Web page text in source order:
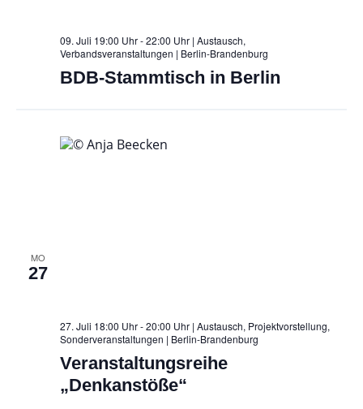
09. Juli 19:00 Uhr - 22:00 Uhr | Austausch,
Verbandsveranstaltungen | Berlin-Brandenburg
BDB-Stammtisch in Berlin
MO
27
27. Juli 18:00 Uhr - 20:00 Uhr | Austausch, Projektvorstellung,
Sonderveranstaltungen | Berlin-Brandenburg
Veranstaltungsreihe
„Denkanstöße“